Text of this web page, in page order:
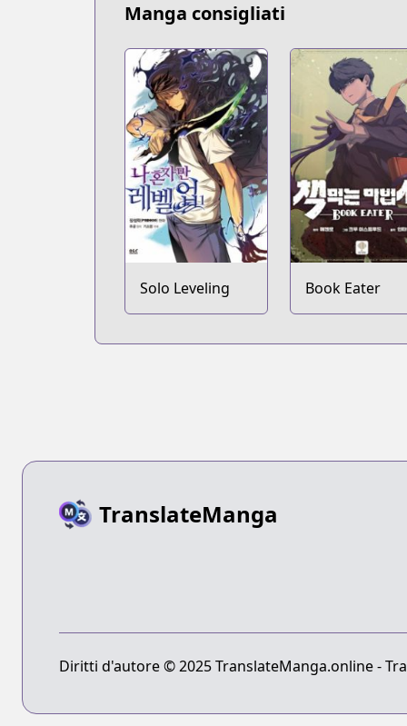
Manga consigliati
Solo Leveling Book Eater
TranslateManga
Diritti d'autore © 2025 TranslateManga.online -